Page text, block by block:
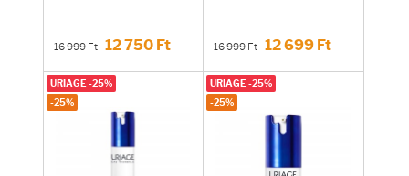
16 999 Ft 12 750 Ft 16 999 Ft 12 699 Ft
URIAGE -25%
-25%
URIAGE -25%
-25%